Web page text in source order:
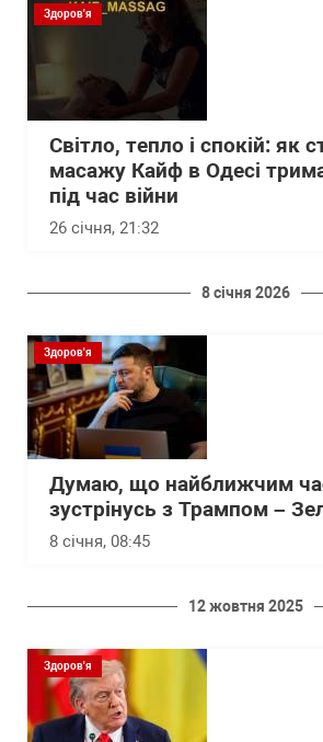
Здоров'я
Світло, тепло і спокій: як
масажу Кайф в Одесі
під час війни
26 січня, 21:32
8 січня 2026
Здоров'я
Думаю, що найближчим
зустрінусь з Трампом –
8 січня, 08:45
12 жовтня 2025
Здоров'я